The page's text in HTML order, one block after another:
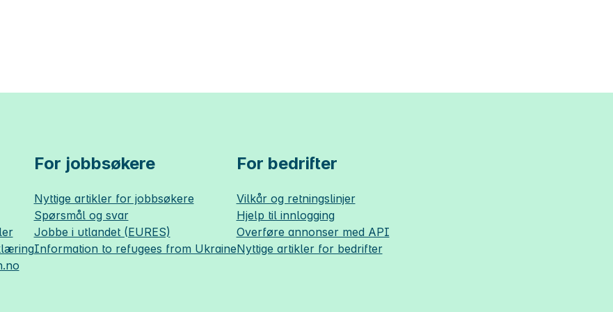
For jobbsøkere
Nyttige artikler for jobbsøkere
Spørsmål og svar
Jobbe i utlandet (EURES)
Information to refugees from Ukraine
For bedrifter
Vilkår og retningslinjer
Hjelp til innlogging
Overføre annonser med API
Nyttige artikler for bedrifter